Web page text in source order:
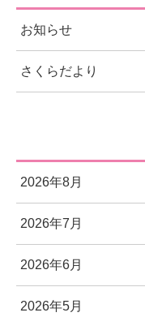
お知らせ
さくらだより
2026年8月
2026年7月
2026年6月
2026年5月